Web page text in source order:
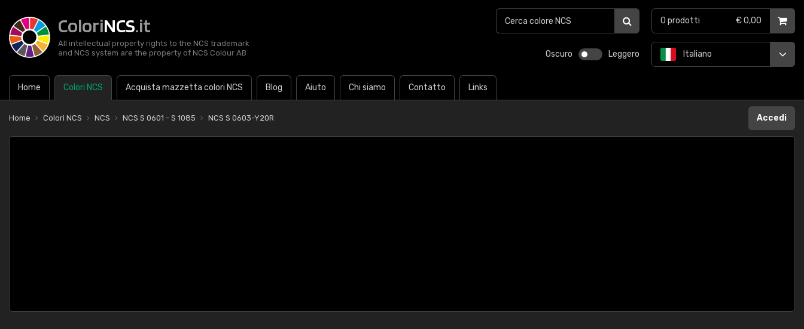
ColoriNCS.it
All intellectual property rights to the NCS trademark
and NCS system are the property of NCS Colour AB
Oscuro Leggero
Home Colori NCS Acquista mazzetta colori NCS Blog Aiuto Chi siamo Contatto Links
Italiano
0 prodotti € 0,00
Home Colori NCS NCS NCS S 0601 - S 1085 NCS S 0603-Y20R Accedi